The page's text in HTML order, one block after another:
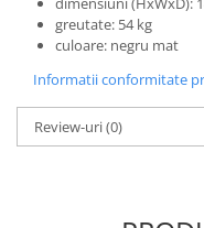
greutate: 54 kg
culoare: negru mat
Informatii conformitate
Review-uri(0)